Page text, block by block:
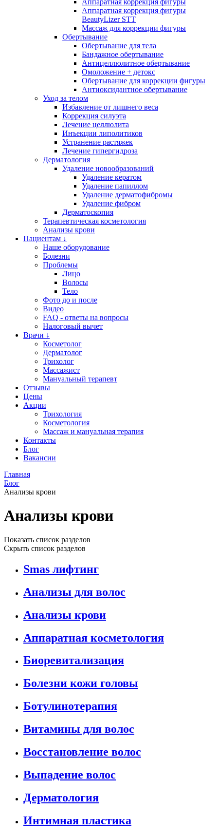
Аппаратная коррекция фигуры
Аппаратная коррекция фигуры
BeautyLizer STT
Массаж для коррекции фигуры
Обертывание
Обертывание для тела
Бандажное обертывание
Антицеллюлитное обертывание
Омоложение + детокс
Обертывание для коррекции фигуры
Антиоксидантное обертывание
Уход за телом
Избавление от лишнего веса
Коррекция силуэта
Лечение целлюлита
Инъекции липолитиков
Устранение растяжек
Лечение гипергидроза
Дерматология
Удаление новообразований
Удаление кератом
Удаление папиллом
Удаление дерматофибромы
Удаление фибром
Дерматоскопия
Терапевтическая косметология
Анализы крови
Пациентам ↓
Наше оборудование
Болезни
Проблемы
Лицо
Волосы
Тело
Фото до и после
Видео
FAQ - ответы на вопросы
Налоговый вычет
Врачи ↓
Косметолог
Дерматолог
Трихолог
Массажист
Мануальный терапевт
Отзывы
Цены
Акции
Трихология
Косметология
Массаж и мануальная терапия
Контакты
Блог
Вакансии
Главная
Блог
Анализы крови
Анализы крови
Показать список разделов
Скрыть список разделов
Smas лифтинг
Анализы для волос
Анализы крови
Аппаратная косметология
Биоревитализация
Болезни кожи головы
Ботулинотерапия
Витамины для волос
Восстановление волос
Выпадение волос
Дерматология
Интимная пластика